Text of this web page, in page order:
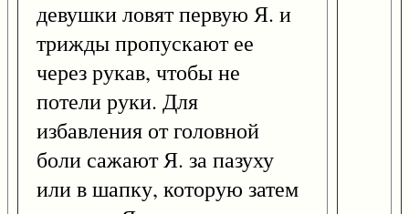
девушки ловят первую Я. и
трижды пропускают ее
через рукав, чтобы не
потели руки. Для
избавления от головной
боли сажают Я. за пазуху
или в шапку, которую затем